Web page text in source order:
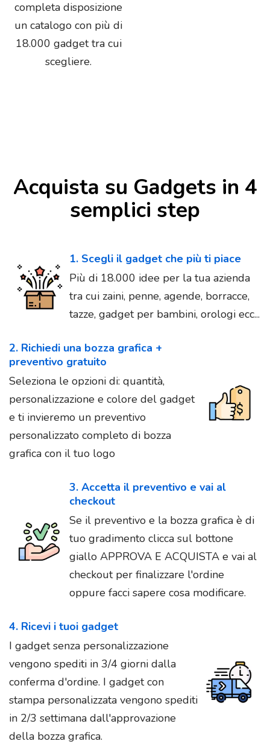
completa disposizione
un catalogo con più di
18.000 gadget tra cui
scegliere.
Acquista su Gadgets in 4
semplici step
1. Scegli il gadget che più ti piace
Più di 18.000 idee per la tua azienda
tra cui zaini, penne, agende, borracce,
tazze, gadget per bambini, orologi ecc...
2. Richiedi una bozza grafica +
preventivo gratuito
Seleziona le opzioni di: quantità,
personalizzazione e colore del gadget
e ti invieremo un preventivo
personalizzato completo di bozza
grafica con il tuo logo
3. Accetta il preventivo e vai al
checkout
Se il preventivo e la bozza grafica è di
tuo gradimento clicca sul bottone
giallo APPROVA E ACQUISTA e vai al
checkout per finalizzare l'ordine
oppure facci sapere cosa modificare.
4. Ricevi i tuoi gadget
I gadget senza personalizzazione
vengono spediti in 3/4 giorni dalla
conferma d'ordine. I gadget con
stampa personalizzata vengono spediti
in 2/3 settimana dall'approvazione
della bozza grafica.